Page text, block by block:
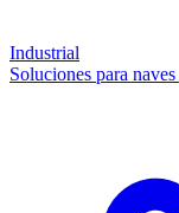
Industrial
Soluciones para